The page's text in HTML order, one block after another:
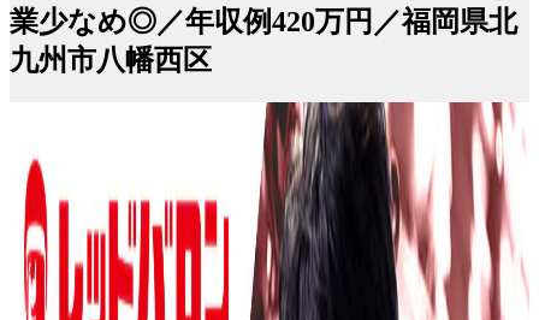
業少なめ◎／年収例420万円／福岡県北
九州市八幡西区